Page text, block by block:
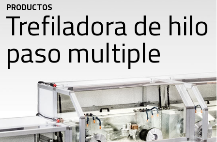
Trefiladora de hilo
paso multiple
PRODUCTOS